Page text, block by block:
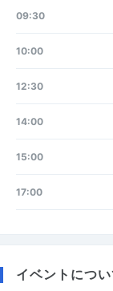
09:30
10:00
12:30
14:00
15:00
17:00
イベントにつ